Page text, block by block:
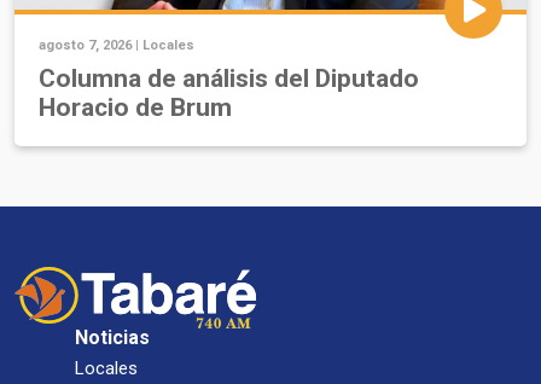
agosto 7, 2026 | Locales
Columna de análisis del Diputado
Horacio de Brum
Noticias
Locales